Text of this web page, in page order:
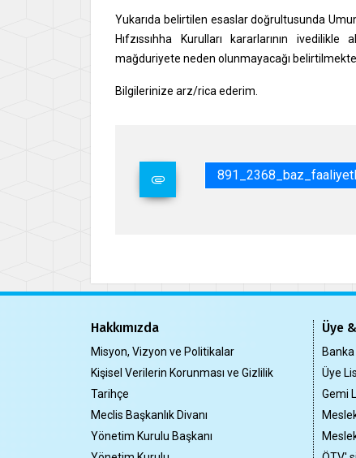
Yukarıda belirtilen esaslar doğrultusunda
Hıfzıssıhha Kurulları kararlarının
mağduriyete neden olunmayacağı
Bilgilerinize arz/rica ederim.
Hakkımızda
Misyon, Vizyon ve Politikalar
Kişisel Verilerin Korunması ve Gizlilik
Tarihçe
Meclis Başkanlık Divanı
Yönetim Kurulu Başkanı
Üye
Üye
Gemi